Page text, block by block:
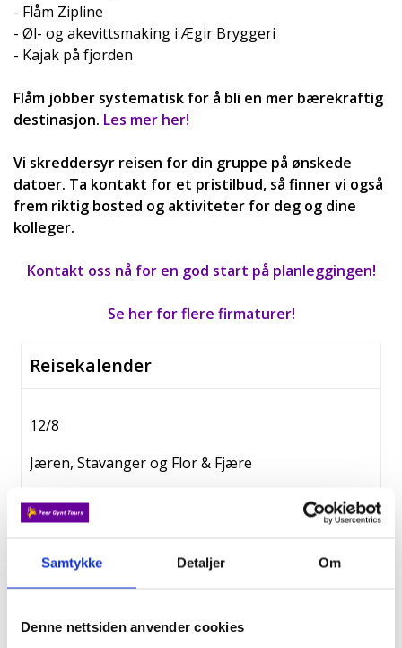
Samtykke Detaljer Om
Denne nettsiden anvender cookies
- Flåm Zipline
- Øl- og akevittsmaking i Ægir Bryggeri
- Kajak på fjorden
Flåm jobber systematisk for å bli en mer bærekraftig
destinasjon. Les mer her!
Vi skreddersyr reisen for din gruppe på ønskede
datoer. Ta kontakt for et pristilbud, så finner vi også
frem riktig bosted og aktiviteter for deg og dine
kolleger.
Kontakt oss nå for en god start på planleggingen!
Se her for flere firmaturer!
Reisekalender
12/8
Jæren, Stavanger og Flor & Fjære
Fra kr. 15 500,-
17/8
Vandretur Valdres